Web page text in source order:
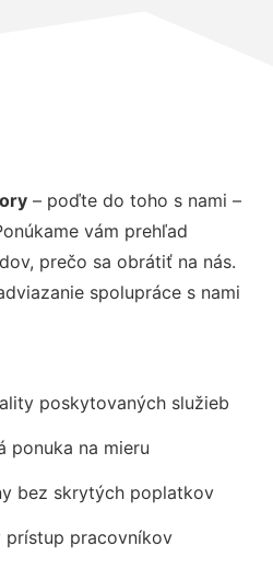
– poďte do toho s nami –
vám prehľad
prečo sa obrátiť na nás.
spolupráce s nami
poskytovaných služieb
ponuka na mieru
bez skrytých poplatkov
pracovníkov